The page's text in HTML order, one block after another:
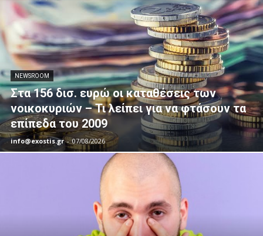
NEWSROOM
Στα 156 δισ. ευρώ οι καταθέσεις των
νοικοκυριών – Τι λείπει για να φτάσουν τα
επίπεδα του 2009
info@exostis.gr - 07/08/2026